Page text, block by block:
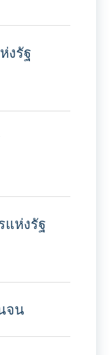
งรัฐ
แห่งรัฐ
จน